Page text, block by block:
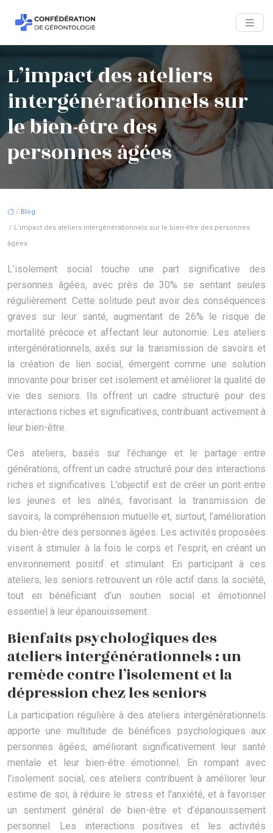
L’impact des ateliers
intergénérationnels sur
le bien-être des
personnes âgées
/ Blog
/ L’impact des ateliers intergénérationnels sur le bien-être des personnes
âgées
L’isolement social touche une part significative des
personnes âgées, avec près de 30% se sentant seules
régulièrement. Cette solitude peut avoir des conséquences
graves sur leur santé, augmentant de 26% le risque de
mortalité précoce et affectant leur autonomie. Les ateliers
intergénérationnels, axés sur la transmission de savoirs et
la création de lien social, émergent comme une solution
innovante pour briser cet isolement et améliorer la qualité de
vie des seniors. Ils offrent un cadre structuré pour des
interactions riches et significatives, contribuant activement à
leur bien-être.
Ces ateliers, basés sur l’échange et le partage entre
générations, offrent un cadre structuré pour des interactions
riches et significatives. L’objectif est de créer un pont entre
les jeunes et les aînés, favorisant la transmission de
savoirs, la compréhension mutuelle et, surtout, l’amélioration
du bien-être des personnes âgées. Les activités proposées
visent à stimuler à la fois le corps et l’esprit, en créant un
environnement positif et stimulant. En participant à ces
ateliers, les seniors retrouvent un rôle actif dans la société,
tout en bénéficiant d’un soutien social et émotionnel
essentiel à leur épanouissement.
Bienfaits psychologiques des
ateliers intergénérationnels : un
remède contre l’isolement et la
dépression chez les seniors
La participation régulière à des ateliers intergénérationnels
apporte une multitude de bénéfices psychologiques aux
personnes âgées, améliorant significativement leur santé
mentale et leur bien-être émotionnel. En rompant avec
l’isolement social, ces ateliers contribuent à améliorer leur
estime de soi, à réduire le stress et l’anxiété, et à favoriser
un sentiment général de bien-être et d’épanouissement
personnel. Les interactions positives et les activités